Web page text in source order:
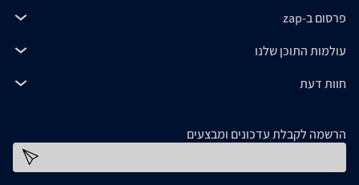
פרסום ב-zap
עולמות התוכן שלנו
חוות דעת
הרשמה לקבלת עדכונים ומבצעים